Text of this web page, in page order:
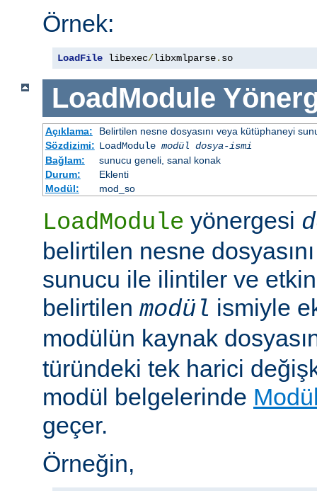
Örnek:
LoadFile libexec/libxmlparse. so
LoadModule
Açıklama:
Belirtilen nesne dosyasını veya kütüphaneyi
Sözdizimi: LoadModule modül dosya-ismi
Bağlam:
sunucu geneli, sanal konak
Durum:
Eklenti
Modül:
mod_so
LoadModule yönergesi
belirtilen nesne
sunucu ile ilintiler ve
belirtilen modül ismiyle
modülün kaynak
türündeki tek harici
modül belgelerinde
geçer.
Örneğin,